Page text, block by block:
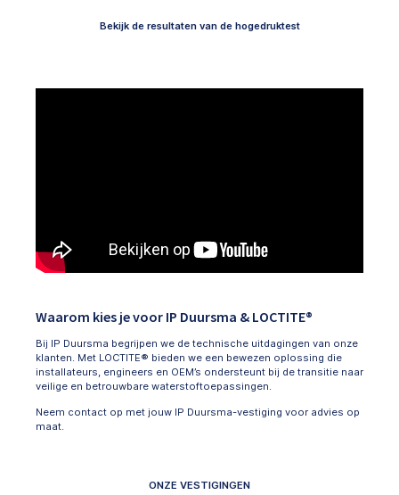
Bekijk de resultaten van de hogedruktest
Waarom kies je voor IP Duursma & LOCTITE®
Bij IP Duursma begrijpen we de technische uitdagingen van onze
klanten. Met LOCTITE® bieden we een bewezen oplossing die
installateurs, engineers en OEM’s ondersteunt bij de transitie naar
veilige en betrouwbare waterstoftoepassingen.
Neem contact op met jouw IP Duursma-vestiging voor advies op
maat.
ONZE VESTIGINGEN